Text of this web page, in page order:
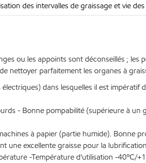
des intervalles de graissage et vie
ou les appoints sont déconseillés ; les
nettoyer parfaitement les organes à
dans lesquelles il est impératif
- Bonne pompabilité (supérieure à un
à papier (partie humide). Bonne
une excellente graisse pour la
-Température d'utilisation -40ºC/